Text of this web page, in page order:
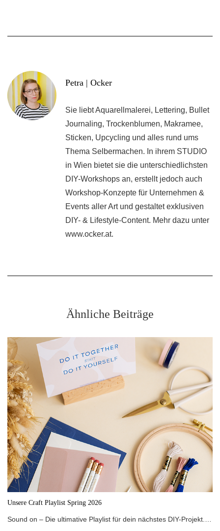
Petra | Ocker
Sie liebt Aquarellmalerei, Lettering, Bullet
Journaling, Trockenblumen, Makramee,
Sticken, Upcycling und alles rund ums
Thema Selbermachen. In ihrem STUDIO
in Wien bietet sie die unterschiedlichsten
DIY-Workshops an, erstellt jedoch auch
Workshop-Konzepte für Unternehmen &
Events aller Art und gestaltet exklusiven
DIY- & Lifestyle-Content. Mehr dazu unter
www.ocker.at.
Ähnliche Beiträge
Unsere Craft Playlist Spring 2026
Sound on – Die ultimative Playlist für dein nächstes DIY-Projekt.…